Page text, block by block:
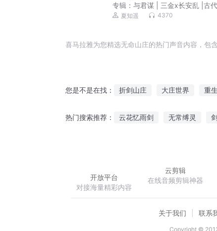
专辑： 与君谋 | 三金x长安乱 |古代
双强|多人
夏知遥 4370
喜马拉雅为您精选无命山庄的热门声音内容，包
您是不是在找： 折剑山庄 大庄世界 重
热门搜索推荐： 云花忆雨剑 无常缚灵
开放平台
对接海量精彩内容
云剪辑
在线音频剪辑神器
关于我们 联系
Copyright ©